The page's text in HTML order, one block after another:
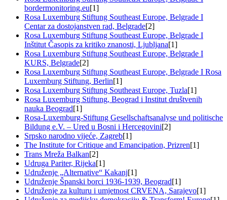
bordermonitoring.eu[1]
Rosa Luxemburg Stiftung Southeast Europe, Belgrade I
Centar za dostojanstven rad, Belgrade[2]
Rosa Luxemburg Stiftung Southeast Europe, Belgrade I
Inštitut Časopis za kritiko znanosti, Ljubljana[1]
Rosa Luxemburg Stiftung Southeast Europe, Belgrade I
KURS, Belgrade[2]
Rosa Luxemburg Stiftung Southeast Europe, Belgrade I Rosa
Luxemburg Stiftung, Berlin[1]
Rosa Luxemburg Stiftung Southeast Europe, Tuzla[1]
Rosa Luxemburg Stiftung, Beograd i Institut društvenih
nauka Beograd[1]
Rosa-Luxemburg-Stiftung Gesellschaftsanalyse und politische
Bildung e.V. – Ured u Bosni i Hercegovini[2]
Srpsko narodno vijeće, Zagreb[1]
The Institute for Critique and Emancipation, Prizren[1]
Trans Mreža Balkan[2]
Udruga Pariter, Rijeka[1]
Udruženje „Alternative“ Kakanj[1]
Udruženje Španski borci 1936-1939, Beograd[1]
Udruženje za kulturu i umjetnost CRVENA, Sarajevo[1]